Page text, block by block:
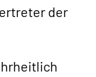
der